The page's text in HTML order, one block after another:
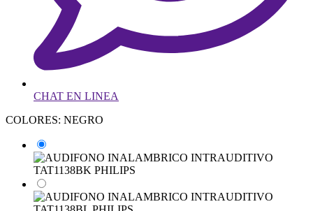
CHAT EN LINEA
COLORES: NEGRO